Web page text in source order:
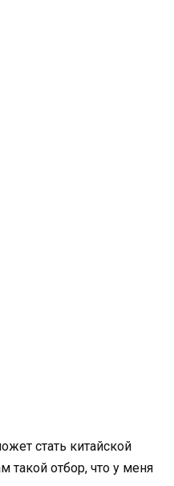
стать китайской
такой отбор, что у меня